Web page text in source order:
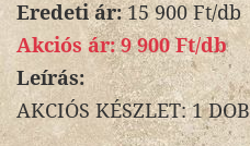
Eredeti ár:15 900 Ft/db
Akciós ár:9 900 Ft/db
Leírás:
AKCIÓS KÉSZLET: 1